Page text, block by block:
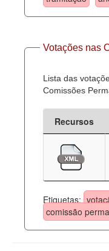
Votações nas
Lista das
Comissões
Recursos
Etiquetas:
comissão